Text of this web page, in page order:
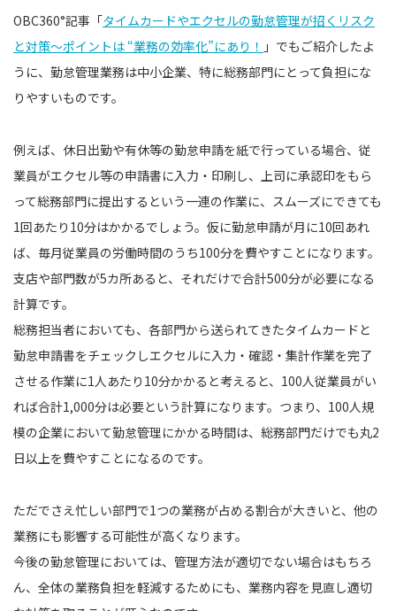
OBC360°記事「タイムカードやエクセルの勤怠管理が招くリスク
と対策〜ポイントは “業務の効率化”にあり！ 」でもご紹介したよ
うに、勤怠管理業務は中小企業、特に総務部門にとって負担にな
りやすいものです。
例えば、休日出勤や有休等の勤怠申請を紙で行っている場合、従
業員がエクセル等の申請書に入力・印刷し、上司に承認印をもら
って総務部門に提出するという一連の作業に、スムーズにできても
1回あたり10分はかかるでしょう。仮に勤怠申請が月に10回あれ
ば、毎月従業員の労働時間のうち100分を費やすことになります。
支店や部門数が5カ所あると、それだけで合計500分が必要になる
計算です。
総務担当者においても、各部門から送られてきたタイムカードと
勤怠申請書をチェックしエクセルに入力・確認・集計作業を完了
させる作業に1人あたり10分かかると考えると、100人従業員がい
れば合計1,000分は必要という計算になります。つまり、100人規
模の企業において勤怠管理にかかる時間は、総務部門だけでも丸2
日以上を費やすことになるのです。
ただでさえ忙しい部門で1つの業務が占める割合が大きいと、他の
業務にも影響する可能性が高くなります。
今後の勤怠管理においては、管理方法が適切でない場合はもちろ
ん、全体の業務負担を軽減するためにも、業務内容を見直し適切